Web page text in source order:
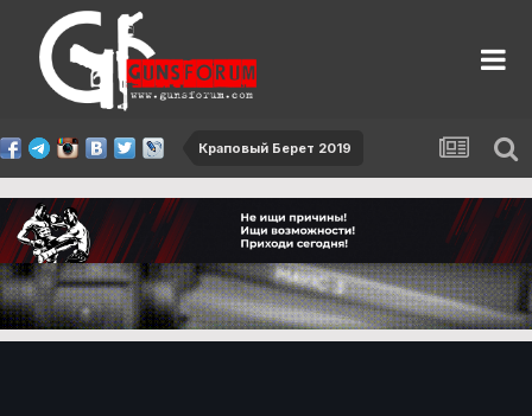
Краповый Берет 2019